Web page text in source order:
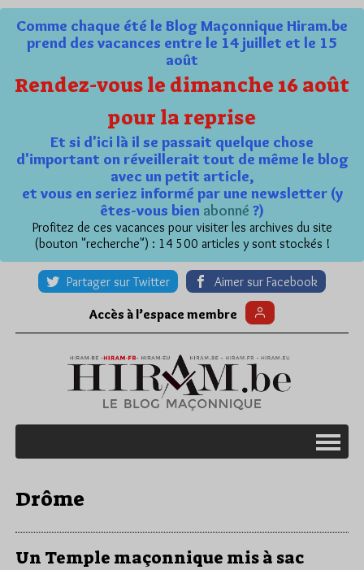
Comme chaque été le Blog Maçonnique Hiram.be
prend des vacances entre le 14 juillet et le 15
août
Rendez-vous le dimanche 16 août
pour la reprise
Et si d'ici là il se passait quelque chose
d'important on réveillerait tout de même le blog
avec un petit article,
et vous en seriez informé par une newsletter (y
êtes-vous bien abonné ?)
Profitez de ces vacances pour visiter les archives du site
(bouton "recherche") : 14 500 articles y sont stockés !
Partager sur Twitter Aimer sur Facebook
Accès à l’espace membre
Drôme
Un Temple maçonnique mis à sac